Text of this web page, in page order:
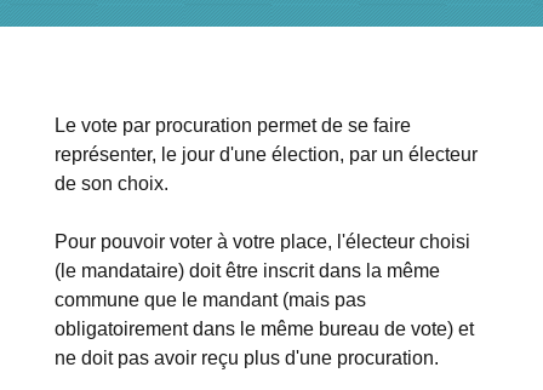
Le vote par procuration permet de se faire
représenter, le jour d'une élection, par un électeur
de son choix.
Pour pouvoir voter à votre place, l'électeur choisi
(le mandataire) doit être inscrit dans la même
commune que le mandant (mais pas
obligatoirement dans le même bureau de vote) et
ne doit pas avoir reçu plus d'une procuration.